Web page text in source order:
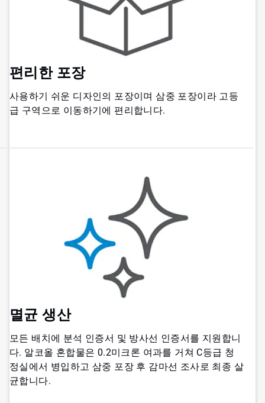
편리한 포장
사용하기 쉬운 디자인의 포장이며 삼중 포장이라 고등
급 구역으로 이동하기에 편리합니다.
멸균 생산
모든 배치에 분석 인증서 및 방사선 인증서를 지원합니
다. 알코올 혼합물은 0.2미크론 여과를 거쳐 C등급 청
정실에서 병입하고 삼중 포장 후 감마선 조사로 최종 살
균합니다.